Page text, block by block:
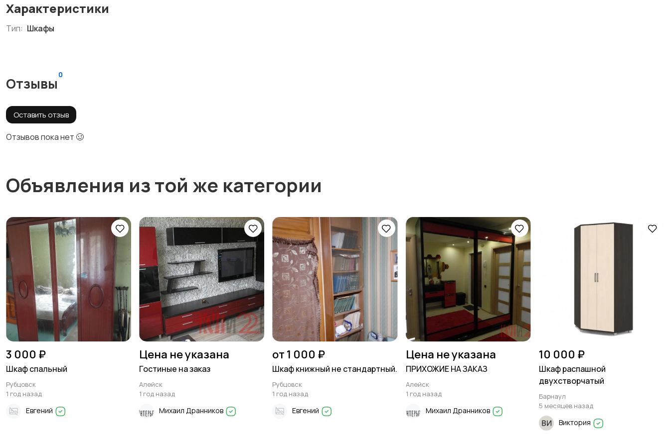
Характеристики
Тип: Шкафы
Отзывы
0
Оставить отзыв
Отзывов пока нет 🥴
Объявления из той же категории
3 000 ₽
Шкаф спальный
Рубцовск
1 год назад
Евгений
Цена не указана
Гостиные на заказ
Алейск
1 год назад
Михаил Дранников
от 1 000 ₽
Шкаф книжный не стандартный.
Рубцовск
1 год назад
Евгений
Цена не указана
ПРИХОЖИЕ НА ЗАКАЗ
Алейск
1 год назад
Михаил Дранников
10 000 ₽
Шкаф распашной
двухстворчатый
Барнаул
5 месяцев назад
Виктория